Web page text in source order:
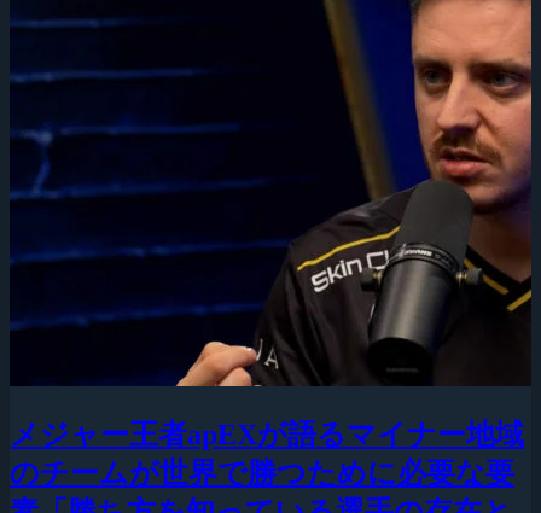
メジャー王者apEXが語るマイナー地域
のチームが世界で勝つために必要な要